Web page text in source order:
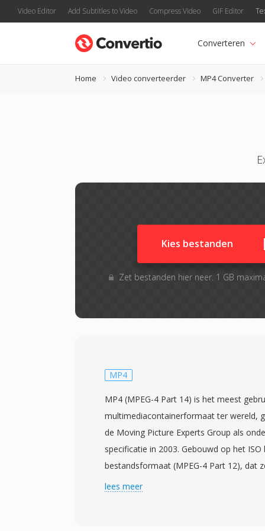
Video Editor Add Subtitles to Video Compress Video GIF Editor
Converteren
Home Video converteerder MP4 Converter
Kies bestanden
Zet bestanden hier neer. 1 GB
MP4
MP4 (MPEG-4 Part 14) is het meest
multimediacontainerformaat ter wereld,
de Moving Picture Experts Group als
specificatie in 2003. Gebouwd op het ISO
bestandsformaat (MPEG-4 Part 12), dat
Apple QuickTime-container, gebruikt MP4
lees meer